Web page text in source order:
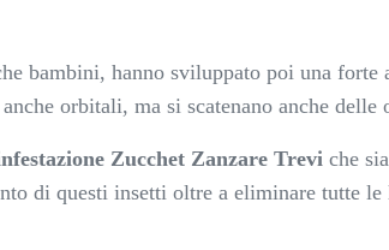
bambini, hanno sviluppato poi una
orbitali, ma si scatenano anche
Zucchet Zanzare Trevi che
di questi insetti oltre a eliminare tutte